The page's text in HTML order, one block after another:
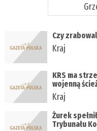
Czy
Kraj
KRS ma
wojenną
Kraj
Żurek
Trybunału